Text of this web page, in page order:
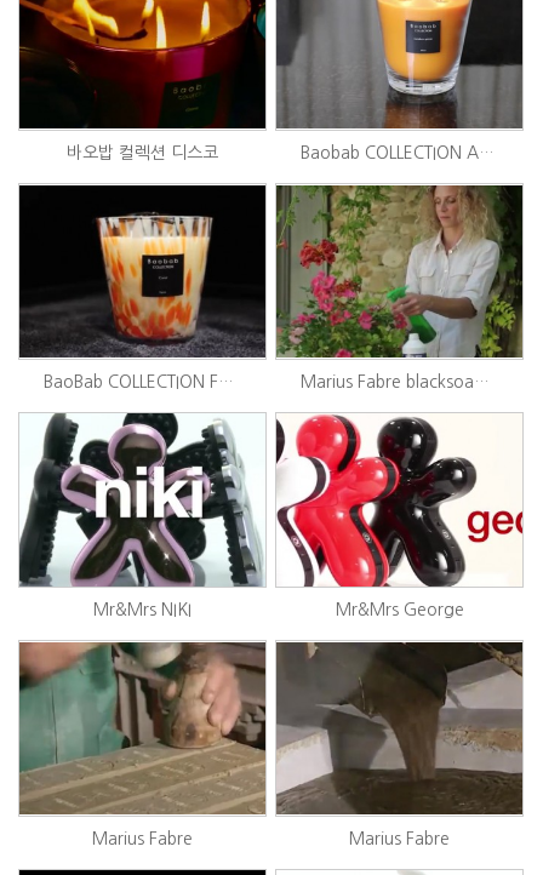
바오밥 컬렉션 디스코 Baobab COLLECTION Art of Burning
BaoBab COLLECTION Feathers Marius Fabre blacksoap story
Mr&Mrs NIKI Mr&Mrs George
Marius Fabre Marius Fabre